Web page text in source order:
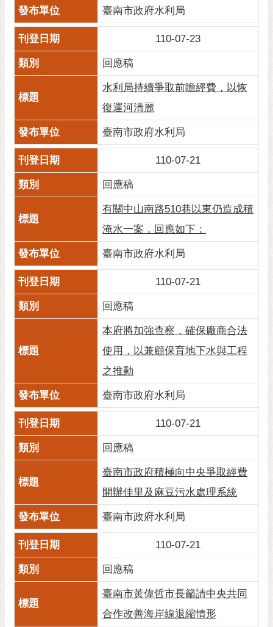
日
本
語
隱
權
安
全
政
網
資
開
宣
市
通
置
臺南市政府水利局
110-07-23
回應稿
水利局持續爭取前瞻經費，以恢
復運河清麗
臺南市政府水利局
110-07-21
回應稿
有關中山南路510巷以東仍造成積
淹水一案，回應如下：
臺南市政府水利局
110-07-21
回應稿
本府將加強查察，確保廠商合法
使用，以兼顧保育地下水與工程
之推動
臺南市政府水利局
110-07-21
回應稿
臺南市政府積極向中央爭取經費
開辦佳里及麻豆污水處理系統
臺南市政府水利局
110-07-21
回應稿
臺南市黃偉哲市長籲請中央共同
合作改善海岸線退縮情形